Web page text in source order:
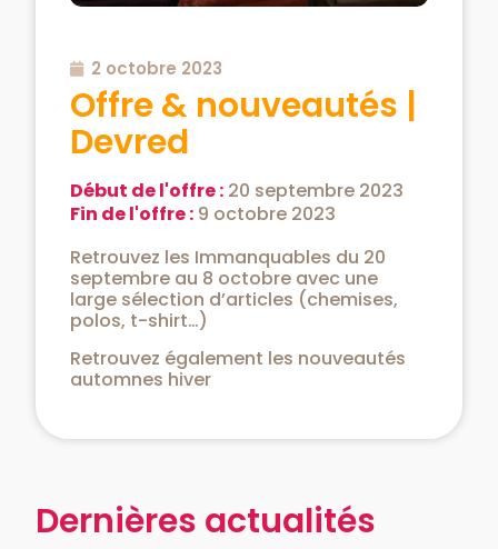
2 octobre 2023
Offre & nouveautés |
Devred
Début de l'offre :20 septembre 2023
Fin de l'offre :9 octobre 2023
Retrouvez les Immanquables du 20
septembre au 8 octobre avec une
large sélection d’articles (chemises,
polos, t-shirt…)
Retrouvez également les nouveautés
automnes hiver
Dernières actualités